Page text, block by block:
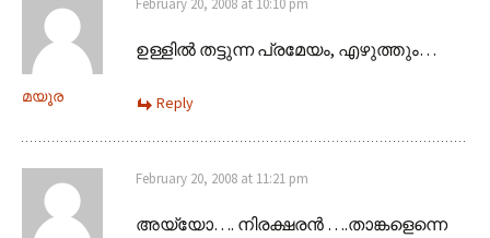
മയൂര
ഉള്ളില്‍ തട്ടുന്ന പ്രമേയം, എഴുത്തും…
Reply
February 20, 2008 at 11:21 pm
അയ്യോ…. നിരക്ഷരന്‍ ….താങ്കളെന്നെ